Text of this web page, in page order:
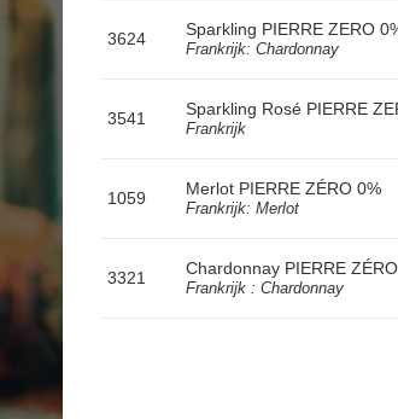
3624 Sparkling PIERRE ZERO
Frankrijk: Chardonnay
3541 Sparkling Rosé PIERRE
Frankrijk
1059 Merlot PIERRE ZÉRO 0%
Frankrijk: Merlot
3321 Chardonnay PIERRE
Frankrijk : Chardonnay